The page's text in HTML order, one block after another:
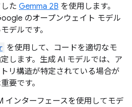
た Gemma 2B を使用します。
のオープンウェイト モデル
デルです。
を使用して、コードを適切なモ
します。生成 AI モデルでは、ア
リ構造が特定されている場合が
要です。
インターフェースを使用してモデ